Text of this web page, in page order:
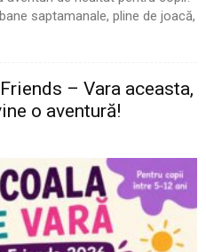
saptamanale, pline de joacă,
– Vara aceasta,
o aventură!